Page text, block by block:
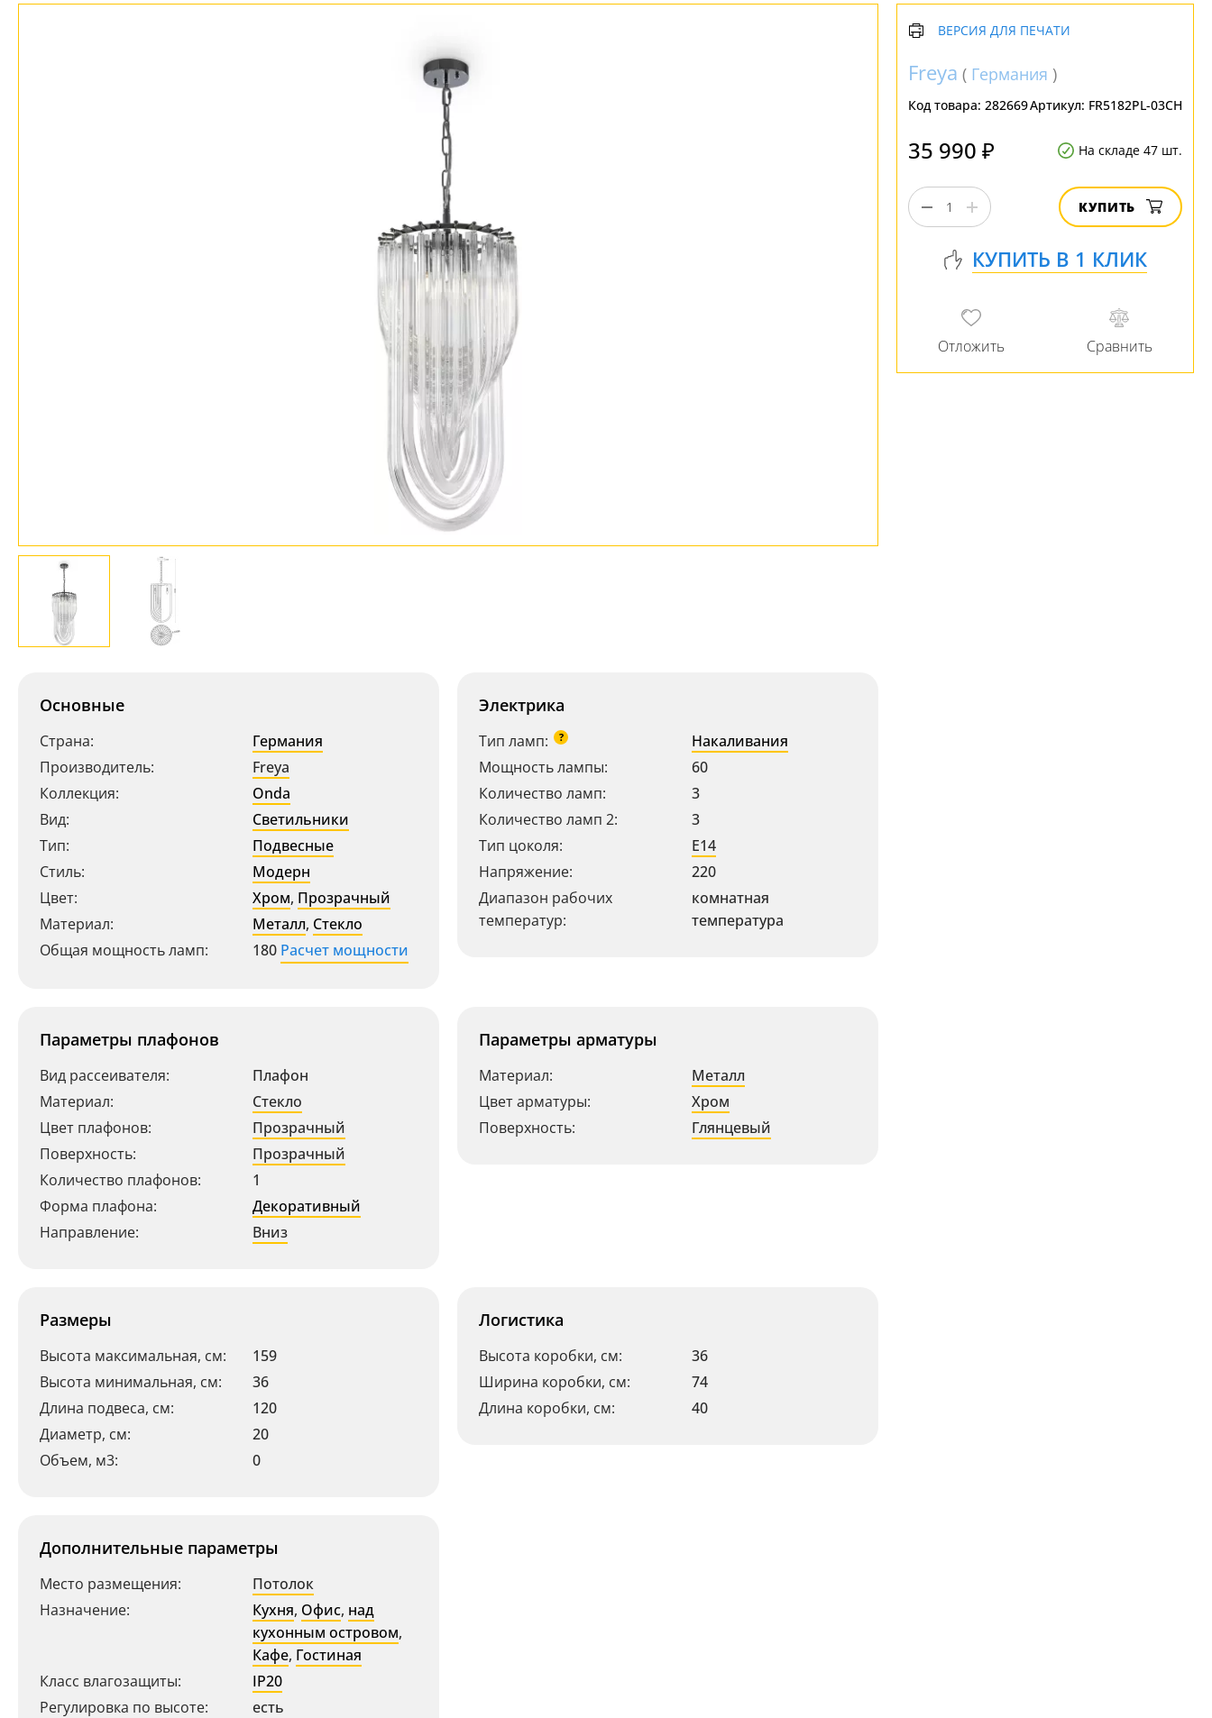
Бренды
Основные
Страна:
Германия
Производитель:
Freya
Коллекция:
Onda
Вид:
Светильники
Тип:
Подвесные
Стиль:
Модерн
Цвет:
Хром, Прозрачный
Материал:
Металл, Стекло
Общая мощность ламп:
180 Расчет мощности
Электрика
Тип ламп: ?
Накаливания
Мощность лампы:
60
Количество ламп:
3
Количество ламп 2:
3
Тип цоколя:
E14
Напряжение:
220
Диапазон рабочих
температур:
комнатная
температура
Параметры плафонов
Вид рассеивателя:
Плафон
Материал:
Стекло
Цвет плафонов:
Прозрачный
Поверхность:
Прозрачный
Количество плафонов:
1
Форма плафона:
Декоративный
Направление:
Вниз
Параметры арматуры
Материал:
Металл
Цвет арматуры:
Хром
Поверхность:
Глянцевый
Размеры
Высота максимальная, см:
159
Высота минимальная, см:
36
Длина подвеса, см:
120
Диаметр, см:
20
Объем, м3:
0
Логистика
Высота коробки, см:
36
Ширина коробки, см:
74
Длина коробки, см:
40
Дополнительные параметры
Место размещения:
Потолок
Назначение:
Кухня, Офис, над
кухонным островом,
Кафе, Гостиная
Класс влагозащиты:
IP20
Регулировка по высоте:
есть
ВЕРСИЯ ДЛЯ ПЕЧАТИ
Freya ( Германия )
Код товара: 282669Артикул: FR5182PL-03CH
35 990 ₽ На складе 47 шт.
КУПИТЬ